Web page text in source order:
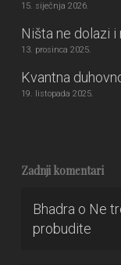
15. siječnja 2026.
Ništa ne dolazi i
13. prosinca 2025.
Kvantna
19. listopada 2025.
Zadnji komentari
Bhadra o Ne
probudite